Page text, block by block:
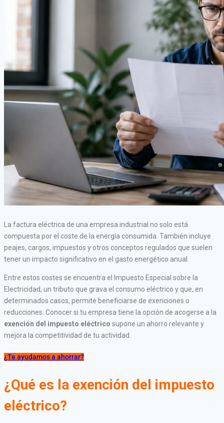
La factura eléctrica de una empresa industrial no solo está
compuesta por el coste de la energía consumida. También incluye
peajes, cargos, impuestos y otros conceptos regulados que suelen
tener un impacto significativo en el gasto energético anual.
Entre estos costes se encuentra el Impuesto Especial sobre la
Electricidad, un tributo que grava el consumo eléctrico y que, en
determinados casos, permite beneficiarse de exenciones o
reducciones. Conocer si tu empresa tiene la opción de acogerse a la
exención del impuesto eléctrico supone un ahorro relevante y
mejora la competitividad de tu actividad.
¿Te ayudamos a ahorrar?
¿Qué es la exención del impuesto
eléctrico?